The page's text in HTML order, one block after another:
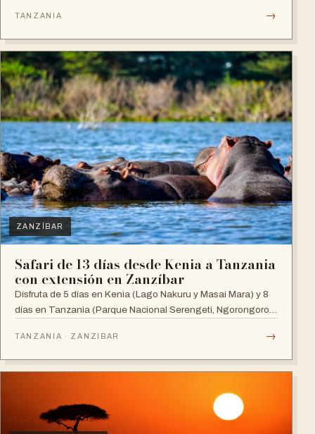
TANZANIA →
ZANZÍBAR
Safari de 13 días desde Kenia a Tanzania
con extensión en Zanzíbar
Disfruta de 5 días en Kenia (Lago Nakuru y Masai Mara) y 8
días en Tanzania (Parque Nacional Serengeti, Ngorongoro,
TANZANIA · ZANZIBAR →